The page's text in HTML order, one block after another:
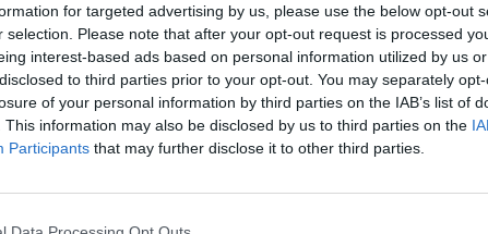
for targeted advertising by us, please use the below opt-out
selection. Please note that after your opt-out request is processed
interest-based ads based on personal information utilized by us
to third parties prior to your opt-out. You may separately
of your personal information by third parties on the IAB’s list of
This information may also be disclosed by us to third parties on the
Participants that may further disclose it to other third parties.
à large spectre
IRS
autre